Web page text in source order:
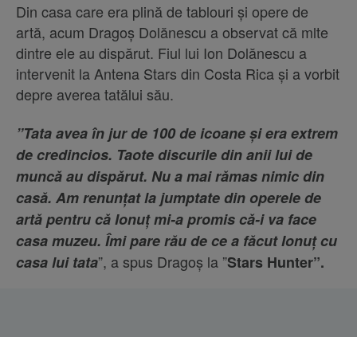
Din casa care era plină de tablouri și opere de
artă, acum Dragoș Dolănescu a observat că mlte
dintre ele au dispărut. Fiul lui Ion Dolănescu a
intervenit la Antena Stars din Costa Rica și a vorbit
depre averea tatălui său.
”Tata avea în jur de 100 de icoane și era extrem
de credincios. Taote discurile din anii lui de
muncă au dispărut. Nu a mai rămas nimic din
casă. Am renunțat la jumptate din operele de
artă pentru că Ionuț mi-a promis că-i va face
casa muzeu. Îmi pare rău de ce a făcut Ionuț cu
casa lui tata”, a spus Dragoș la ”Stars Hunter”.